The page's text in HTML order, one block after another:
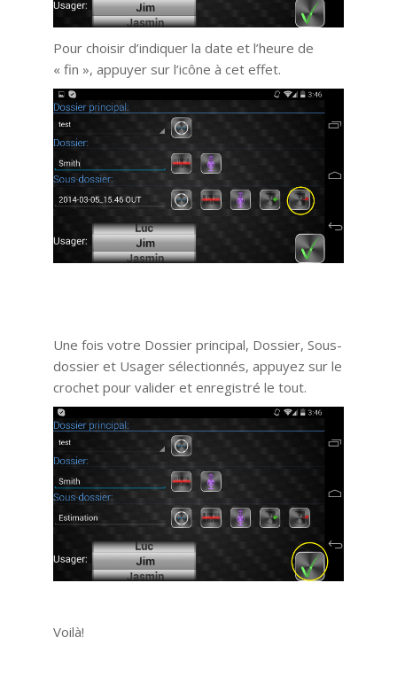
Pour choisir d’indiquer la date et l’heure de
« fin », appuyer sur l’icône à cet effet.
Une fois votre Dossier principal, Dossier, Sous-
dossier et Usager sélectionnés, appuyez sur le
crochet pour valider et enregistré le tout.
Voilà!